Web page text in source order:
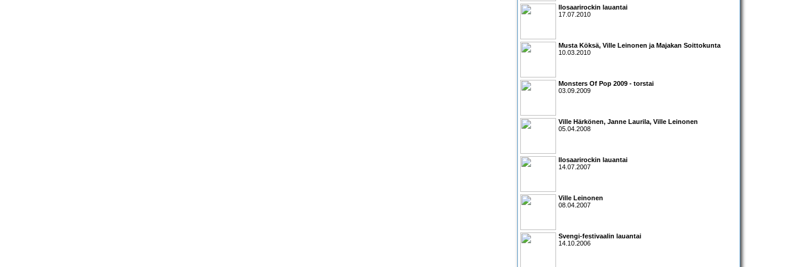
Ilosaarirockin lauantai
17.07.2010
Musta Köksä, Ville Leinonen ja Majakan Soittokunta
10.03.2010
Monsters Of Pop 2009 - torstai
03.09.2009
Ville Härkönen, Janne Laurila, Ville Leinonen
05.04.2008
Ilosaarirockin lauantai
14.07.2007
Ville Leinonen
08.04.2007
Svengi-festivaalin lauantai
14.10.2006